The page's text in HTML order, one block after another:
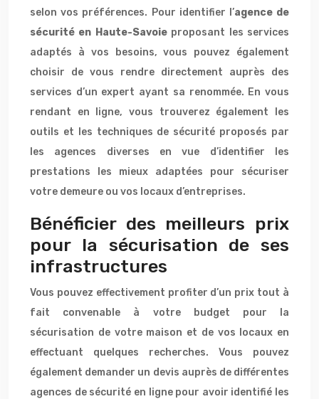
selon vos préférences. Pour identifier l’agence de
sécurité en Haute-Savoieproposant les services
adaptés à vos besoins, vous pouvez également
choisir de vous rendre directement auprès des
services d’un expert ayant sa renommée. En vous
rendant en ligne, vous trouverez également les
outils et les techniques de sécurité proposés par
les agences diverses en vue d’identifier les
prestations les mieux adaptées pour sécuriser
votre demeure ou vos locaux d’entreprises.
Bénéficier des meilleurs prix
pour la sécurisation de ses
infrastructures
Vous pouvez effectivement profiter d’un prix tout à
fait convenable à votre budget pour la
sécurisation de votre maison et de vos locaux en
effectuant quelques recherches. Vous pouvez
également demander un devis auprès de différentes
agences de sécurité en ligne pour avoir identifié les